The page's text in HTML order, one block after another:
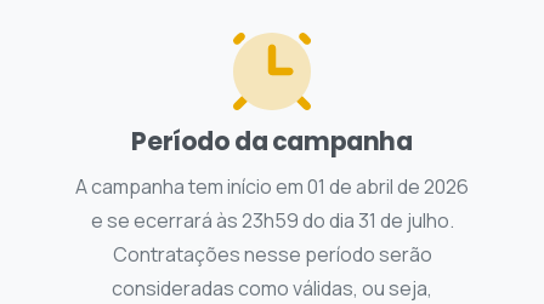
Período da campanha
A campanha tem início em 01 de abril de 2026
e se ecerrará às 23h59 do dia 31 de julho.
Contratações nesse período serão
consideradas como válidas, ou seja,